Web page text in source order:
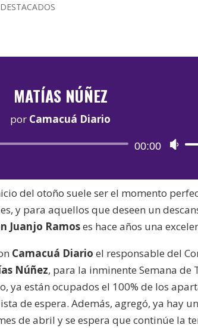
DESTACADOS
MATÍAS NÚÑEZ
por Camacuá Diario
Reproductor
audio
00:00
de
el
del otoño suele ser el momento
y para aquellos que deseen un
Juanjo Ramoses hace años una
Camacuá Diario el responsable del
Núñez, para la inminente Semana de
ya están ocupados el 100% de los
de espera. Además, agregó, ya hay
de abril y se espera que continúe la